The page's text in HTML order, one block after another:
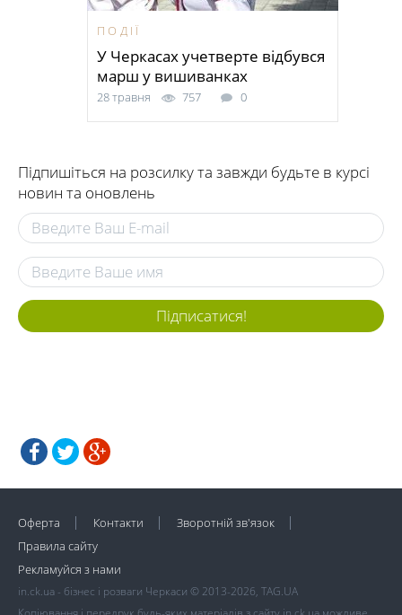
ПОДІЇ
У Черкасах учетверте відбувся
марш у вишиванках
28 травня 757 0
Підпишіться на розсилку та завжди будьте в курсі
новин та оновлень
Підписатися!
Оферта Контакти
Зворотній зв'язок
Правила сайту
Рекламуйся з нами
in.ck.ua - бізнес і розваги Черкаси © 2013-2026, TAG.UA